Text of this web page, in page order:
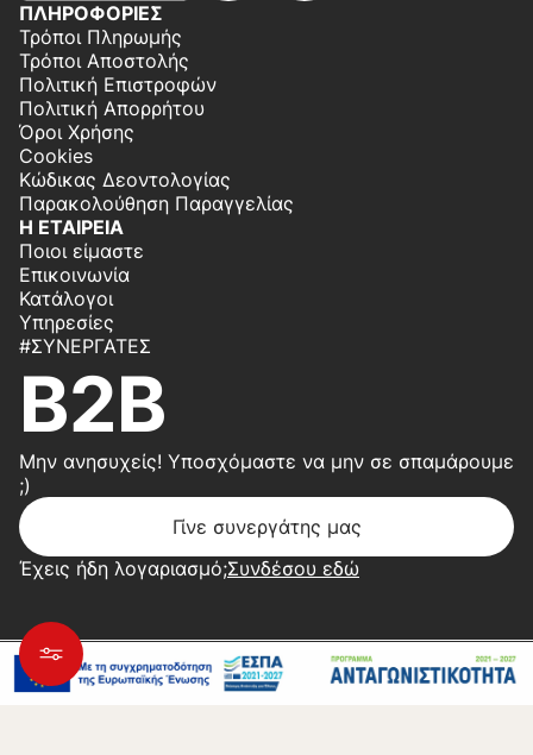
ΠΛΗΡΟΦΟΡΙΕΣ
Τρόποι Πληρωμής
Τρόποι Αποστολής
Πολιτική Επιστροφών
Πολιτική Απορρήτου
Όροι Χρήσης
Cookies
Κώδικας Δεοντολογίας
Παρακολούθηση Παραγγελίας
Η ΕΤΑΙΡΕΙΑ
Ποιοι είμαστε
Επικοινωνία
Κατάλογοι
Υπηρεσίες
#ΣΥΝΕΡΓΆΤΕΣ
B2B
Μην ανησυχείς! Υποσχόμαστε να μην σε σπαμάρουμε
;)
Γίνε συνεργάτης μας
Έχεις ήδη λογαριασμό;Συνδέσου εδώ
Copyright 2026 © Center Home | Created by